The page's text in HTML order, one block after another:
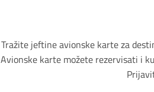
Tražite jeftine avionske karte za
Avionske karte možete rezervisati i